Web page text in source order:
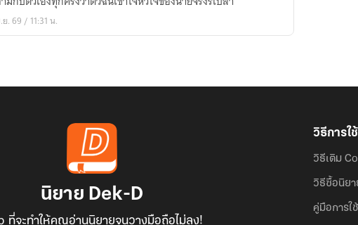
. 69 / 11:31 น.
นิยาย Dek-D
ที่จะทำให้คุณอ่านนิยายจนวางมือถือไม่ลง!
วิธีการใ
วิธีเติม
วิธีซื้อนิยา
คู่มือการใ